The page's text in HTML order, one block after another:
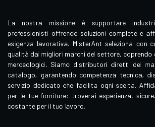
La nostra missione è supportare
professionisti offrendo soluzioni complete e
esigenza lavorativa. MisterAnt seleziona con
qualità dai migliori marchi del settore, coprendo
merceologici. Siamo distributori diretti dei
catalogo, garantendo competenza tecnica,
servizio dedicato che facilita ogni scelta.
per le tue forniture: troverai esperienza,
costante per il tuo lavoro.